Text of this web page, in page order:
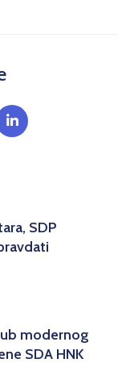
SDP
modernog
SDA HNK